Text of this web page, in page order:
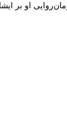
او بر